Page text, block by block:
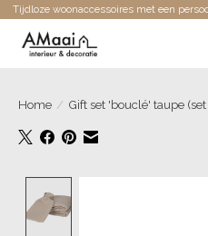
Tijdloze woonaccessoires met een
Home / Gift set 'bouclé' taupe (set